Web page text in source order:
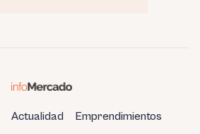
Actualidad Emprendimientos